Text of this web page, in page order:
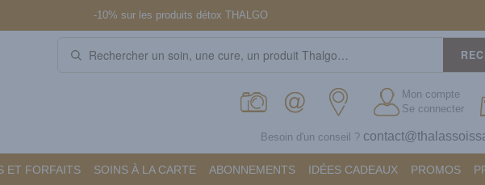
ET FORFAITS SOINS À LA CARTE ABONNEMENTS IDÉES CADEAUX PROMOS
-10% sur les produits détox THALGO
Besoin d'un conseil ?
Mon compte
Se connecter